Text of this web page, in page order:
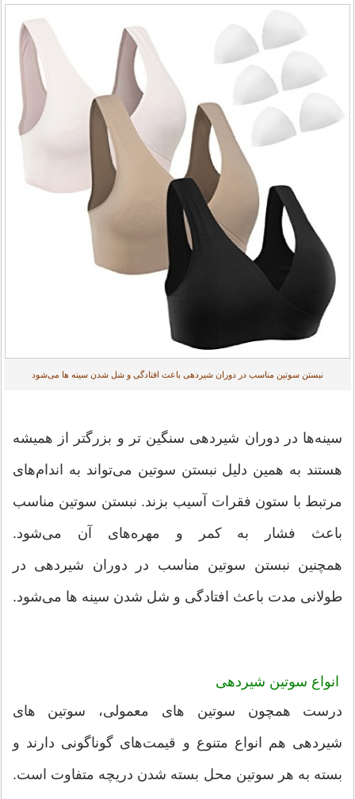
نبستن سوتین مناسب در دوران شیردهی باعث افتادگی و شل شدن سینه ها می‌شود
سینه‌ها در دوران شیردهی سنگین تر و بزرگتر از همیشه
هستند به همین دلیل نبستن سوتین می‌تواند به اندام‌های
مرتبط با ستون فقرات آسیب بزند. نبستن سوتین مناسب
باعث فشار به کمر و مهره‌های آن می‌شود.
همچنین نبستن سوتین مناسب در دوران شیردهی در
طولانی مدت باعث افتادگی و شل شدن سینه ها می‌شود.
انواع سوتین شیردهی
درست همچون سوتین های معمولی، سوتین های
شیردهی هم انواع متنوع و قیمت‌های گوناگونی دارند و
بسته به هر سوتین محل بسته شدن دریچه متفاوت است.